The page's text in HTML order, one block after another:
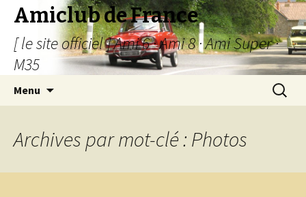
Amiclub de France
[ le site officiel ] Ami 6 · Ami 8 · Ami Super ·
M35
Menu
Archives par mot-clé : Photos